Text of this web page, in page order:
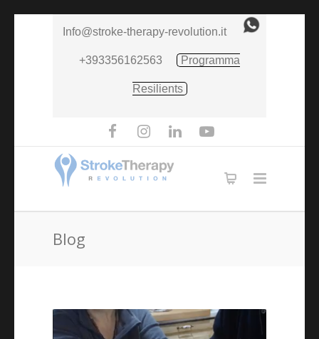
Info@stroke-therapy-revolution.it
+393356162563 Programma
Resilients
Blog